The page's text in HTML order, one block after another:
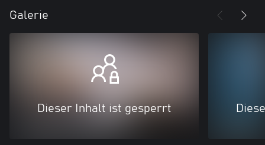
Galerie
Dieser Inhalt ist gesperrt